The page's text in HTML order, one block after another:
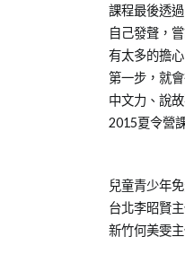
課程最後透
自己發聲，
有太多的擔
第一步，就會
中文力、說
2015夏令營
兒童青少年
台北李昭賢
新竹何美雯